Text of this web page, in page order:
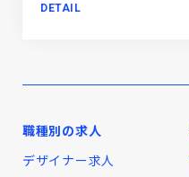
DETAIL
職種別の求人
デザイナー求人